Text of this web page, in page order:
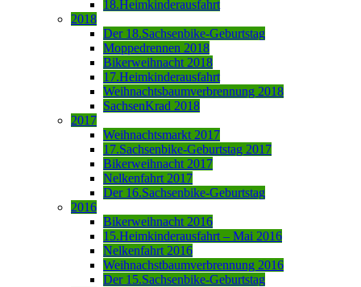
18.Heimkinderausfahrt
2018
Der 18.Sachsenbike-Geburtstag
Moppedrennen 2018
Bikerweihnacht 2018
17.Heimkinderausfahrt
Weihnachtsbaumverbrennung 2018
SachsenKrad 2018
2017
Weihnachtsmarkt 2017
17.Sachsenbike-Geburtstag 2017
Bikerweihnacht 2017
Nelkenfahrt 2017
Der 16.Sachsenbike-Geburtstag
2016
Bikerweihnacht 2016
15.Heimkinderausfahrt – Mai 2016
Nelkenfahrt 2016
Weihnachstbaumverbrennung 2016
Der 15.Sachsenbike-Geburtstag